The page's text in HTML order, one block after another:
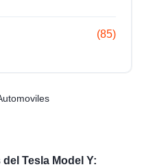
(85)
Tesla Model Y: